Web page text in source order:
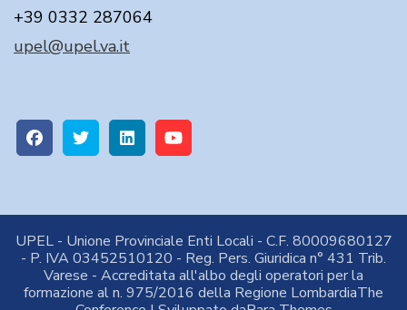
+39 0332 287064
upel@upel.va.it
UPEL - Unione Provinciale Enti Locali - C.F. 80009680127
- P. IVA 03452510120 - Reg. Pers. Giuridica n° 431 Trib.
Varese - Accreditata all'albo degli operatori per la
formazione al n. 975/2016 della Regione LombardiaThe